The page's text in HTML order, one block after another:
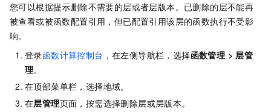
您可以根据提示删除不需要的层或者层版本。已删除的层不能再
被查看或被函数配置引用，但已配置引用该层的函数执行不受影
响。
登录函数计算控制台 ，在左侧导航栏，选择函数管理 > 层管
理。
在顶部菜单栏，选择地域。
在层管理页面，按需选择删除层或层版本。